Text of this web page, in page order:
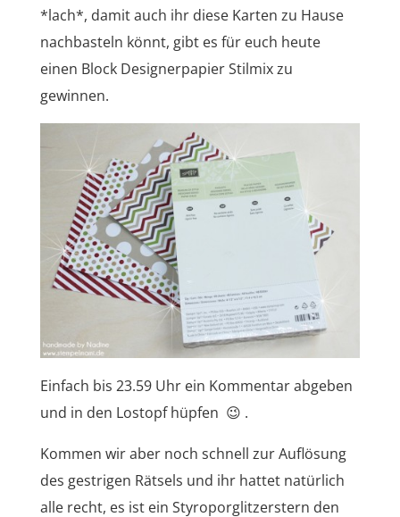
*lach*, damit auch ihr diese Karten zu Hause
nachbasteln könnt, gibt es für euch heute
einen Block Designerpapier Stilmix zu
gewinnen.
Einfach bis 23.59 Uhr ein Kommentar abgeben
und in den Lostopf hüpfen 😉 .
Kommen wir aber noch schnell zur Auflösung
des gestrigen Rätsels und ihr hattet natürlich
alle recht, es ist ein Styroporglitzerstern den